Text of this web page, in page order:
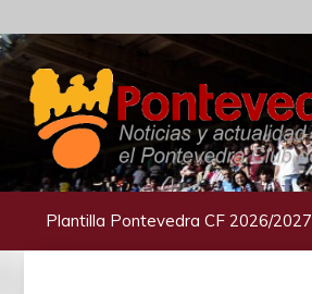
al
contenido
Plantilla Pontevedra CF 2026/2027